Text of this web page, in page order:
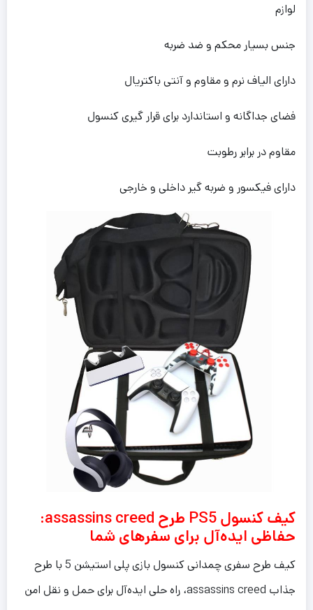
لوازم
جنس بسیار محکم و ضد ضربه
دارای الیاف نرم و مقاوم و آنتی باکتریال
فضای جداگانه و استاندارد برای قرار گیری کنسول
مقاوم در برابر رطوبت
دارای فیکسور و ضربه گیر داخلی و خارجی
کیف کنسول PS5 طرح assassins creed:
حفاظی ایده‌آل برای سفرهای شما
کیف طرح سفری چمدانی کنسول بازی پلی استیشن 5 با طرح
جذاب assassins creed، راه حلی ایده‌آل برای حمل و نقل امن